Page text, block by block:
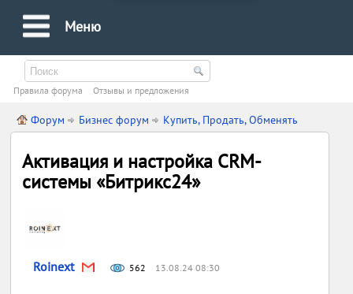
Меню
Правила форума Oтзывы и предложения
Форум Бизнес форум Купить, Продать, Обменять
Активация и настройка CRM-
системы «Битрикс24»
Roinext 562 13.08.24 08:30